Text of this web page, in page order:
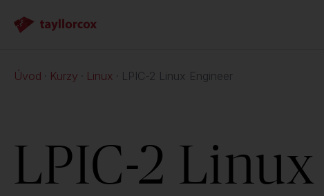
Úvod Kurzy Linux LPIC-2 Linux Engineer
LPIC-2